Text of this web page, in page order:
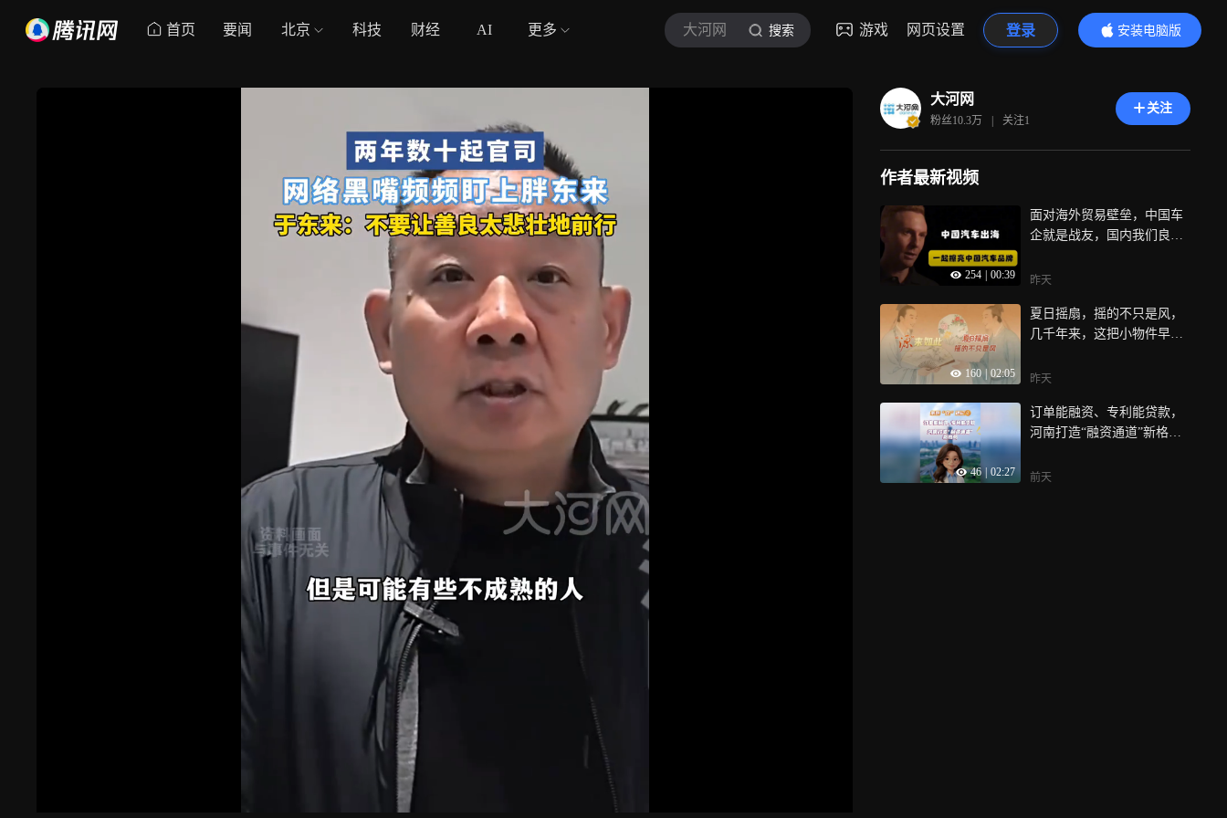
首页 要闻 北京 科技 财经 AI 更多 大河网 搜索 游戏 网页设置 登录
安装电脑版
内容更精彩
大河网
粉丝10.3万 | 关注1
关注
作者最新视频
254 00:39
面对海外贸易壁垒，中国车
企就是战友，国内我们良性
亮中国汽车品牌的招牌，这
局
昨天
160 02:05
夏日摇扇，摇的不只是风，
几千年来，这把小物件早就
节庆里，成了妥妥的文化符
昨天
46 | 02:27
订单能融资、专利能贷款，
河南打造“融资通道”新格
期，记者走进两家不同赛道
前天